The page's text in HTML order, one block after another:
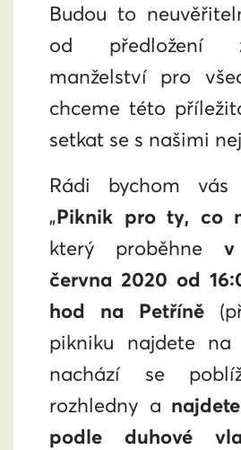
Budou to
od předložení
manželství pro
chceme této
setkat se s našimi
Rádi bychom
„Piknik pro ty, co
který proběhne
června 2020 od
hod na Petříně
pikniku najdete na
nachází se
rozhledny a
podle duhové